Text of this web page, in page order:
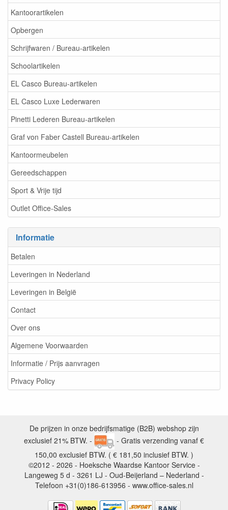
Kantoorartikelen
Opbergen
Schrijfwaren / Bureau-artikelen
Schoolartikelen
EL Casco Bureau-artikelen
EL Casco Luxe Lederwaren
Pinetti Lederen Bureau-artikelen
Graf von Faber Castell Bureau-artikelen
Kantoormeubelen
Gereedschappen
Sport & Vrije tijd
Outlet Office-Sales
Informatie
Betalen
Leveringen in Nederland
Leveringen in België
Contact
Over ons
Algemene Voorwaarden
Informatie / Prijs aanvragen
Privacy Policy
De prijzen in onze bedrijfsmatige (B2B) webshop zijn
exclusief 21% BTW. -
- Gratis verzending vanaf €
150,00 exclusief BTW. ( € 181,50 inclusief BTW. )
©2012 - 2026 - Hoeksche Waardse Kantoor Service -
Langeweg 5 d - 3261 LJ - Oud-Beijerland – Nederland -
Telefoon +31(0)186-613956 - www.office-sales.nl